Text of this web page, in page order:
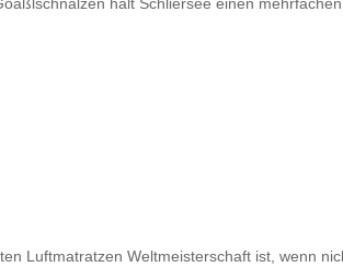
hält Schliersee einen mehrfachen
Luftmatratzen Weltmeisterschaft ist, wenn